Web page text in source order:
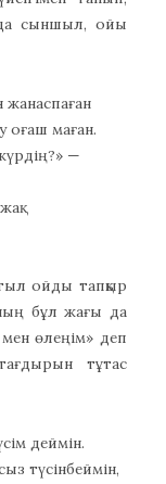
сыншыл, ойы
жанаспаған
оғаш маған.
—
ойды тапқыр
бұл жағы да
өлеңім» деп
тұтас
деймін.
түсінбеймін,